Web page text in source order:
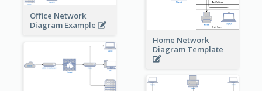
Office Network
Diagram Example
Home Network
Diagram Template